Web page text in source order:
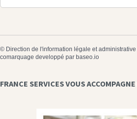
© Direction de l'information légale et administrative
comarquage developpé par baseo.io
FRANCE SERVICES VOUS